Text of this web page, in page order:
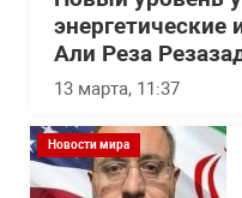
Али Реза
13 марта, 11:37
Новости мира